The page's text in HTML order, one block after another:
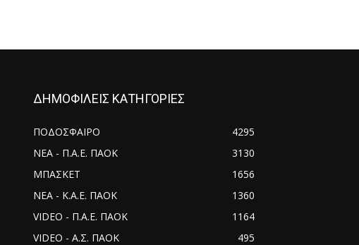
ΔΗΜΟΦΙΛΕΙΣ ΚΑΤΗΓΟΡΙΕΣ
ΠΟΔΟΣΦΑΙΡΟ
4295
ΝΕΑ - Π.Α.Ε. ΠΑΟΚ
3130
ΜΠΑΣΚΕΤ
1656
ΝΕΑ - Κ.Α.Ε. ΠΑΟΚ
1360
VIDEO - Π.Α.Ε. ΠΑΟΚ
1164
VIDEO - Α.Σ. ΠΑΟΚ
495